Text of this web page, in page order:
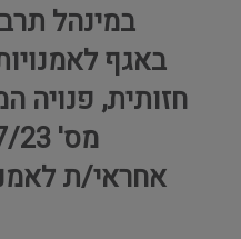
במינהל
באגף
חזותית, פנויה
אחראי/ת